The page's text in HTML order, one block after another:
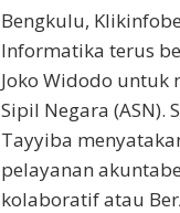
Bengkulu,
Informatika terus
Joko Widodo
Sipil Negara (ASN).
Tayyiba
pelayanan
kolaboratif atau